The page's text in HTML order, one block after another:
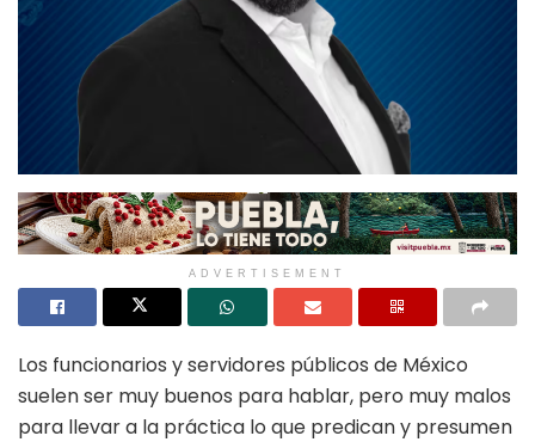
ADVERTISEMENT
Los funcionarios y servidores públicos de México
suelen ser muy buenos para hablar, pero muy malos
para llevar a la práctica lo que predican y presumen